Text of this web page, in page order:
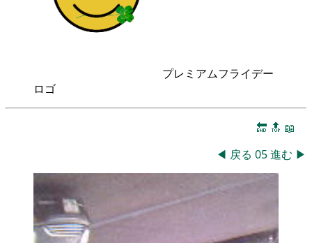
プレミアムフライデー
ロゴ
🔚 🔝 📖
◀ 戻る 05進む ▶